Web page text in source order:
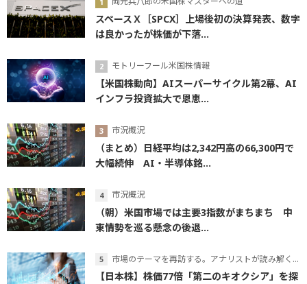
スペースＸ［SPCX］上場後初の決算発表、数字
は良かったが株価が下落...
モトリーフール米国株情報
【米国株動向】AIスーパーサイクル第2幕、AI
インフラ投資拡大で恩恵...
市況概況
（まとめ）日経平均は2,342円高の66,300円で
大幅続伸 AI・半導体銘...
市況概況
（朝）米国市場では主要3指数がまちまち 中
東情勢を巡る懸念の後退...
市場のテーマを再訪する。アナリストが読み解くテーマの本質
【日本株】株価77倍「第二のキオクシア」を探